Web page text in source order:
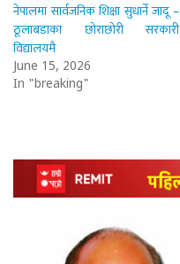
नेपालमा सार्वजनिक शिक्षा सुधार्ने जादू –
ठूलाबडाका छोराछोरी सरकारी
विद्यालयमै
June 15, 2026
In "breaking"